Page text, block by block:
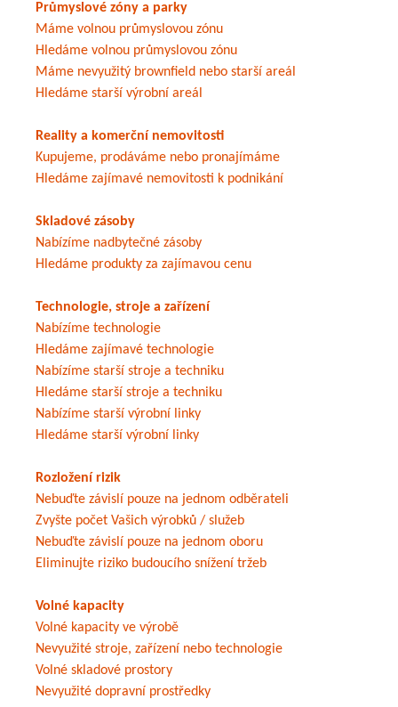
Průmyslové zóny a parky
Máme volnou průmyslovou zónu
Hledáme volnou průmyslovou zónu
Máme nevyužitý brownfield nebo starší areál
Hledáme starší výrobní areál
Reality a komerční nemovitosti
Kupujeme, prodáváme nebo pronajímáme
Hledáme zajímavé nemovitosti k podnikání
Skladové zásoby
Nabízíme nadbytečné zásoby
Hledáme produkty za zajímavou cenu
Technologie, stroje a zařízení
Nabízíme technologie
Hledáme zajímavé technologie
Nabízíme starší stroje a techniku
Hledáme starší stroje a techniku
Nabízíme starší výrobní linky
Hledáme starší výrobní linky
Rozložení rizik
Nebuďte závislí pouze na jednom odběrateli
Zvyšte počet Vašich výrobků / služeb
Nebuďte závislí pouze na jednom oboru
Eliminujte riziko budoucího snížení tržeb
Volné kapacity
Volné kapacity ve výrobě
Nevyužité stroje, zařízení nebo technologie
Volné skladové prostory
Nevyužité dopravní prostředky